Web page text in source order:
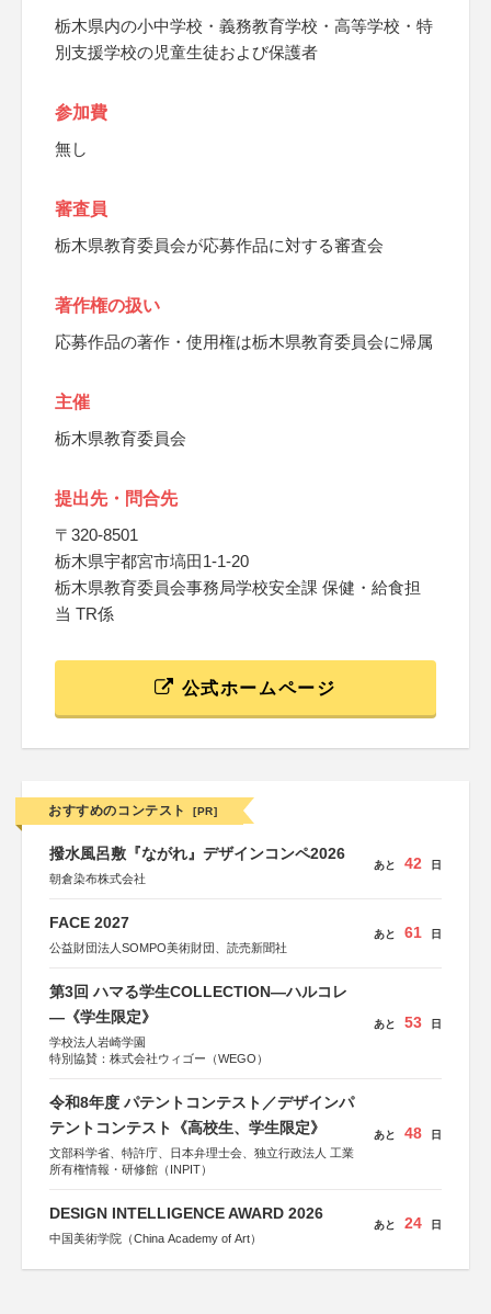
栃木県内の小中学校・義務教育学校・高等学校・特
別支援学校の児童生徒および保護者
参加費
無し
審査員
栃木県教育委員会が応募作品に対する審査会
著作権の扱い
応募作品の著作・使用権は栃木県教育委員会に帰属
主催
栃木県教育委員会
提出先・問合先
〒320-8501
栃木県宇都宮市塙田1-1-20
栃木県教育委員会事務局学校安全課 保健・給食担
当 TR係
公式ホームページ
おすすめのコンテスト [PR]
撥水風呂敷『ながれ』デザインコンペ2026
朝倉染布株式会社
あと 42 日
FACE 2027
公益財団法人SOMPO美術財団、読売新聞社
あと 61 日
第3回 ハマる学生COLLECTION―ハルコレ
―《学生限定》
学校法人岩崎学園
特別協賛：株式会社ウィゴー（WEGO）
あと 53 日
令和8年度 パテントコンテスト／デザインパ
テントコンテスト《高校生、学生限定》
文部科学省、特許庁、日本弁理士会、独立行政法人 工業
所有権情報・研修館（INPIT）
あと 48 日
DESIGN INTELLIGENCE AWARD 2026
中国美術学院（China Academy of Art）
あと 24 日